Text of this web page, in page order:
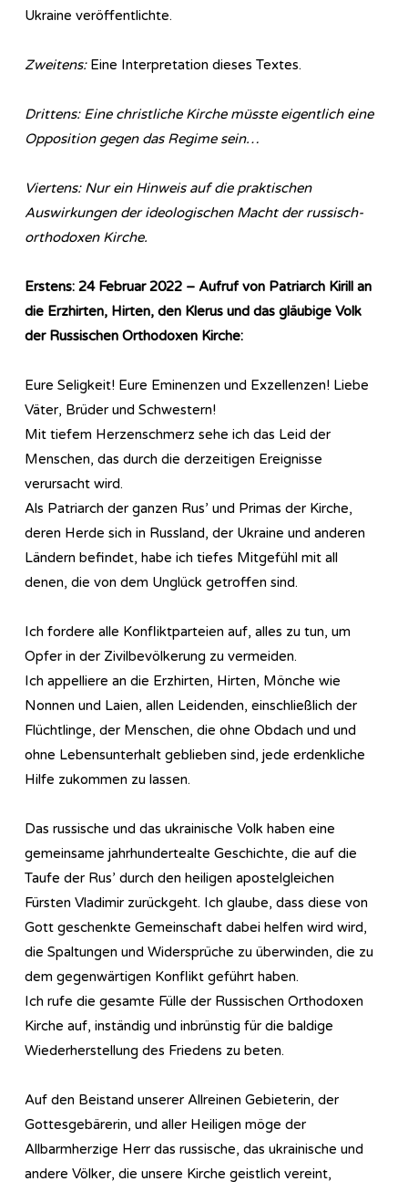
Ukraine veröffentlichte.
Zweitens:Eine Interpretation dieses Textes.
Drittens: Eine christliche Kirche müsste eigentlich eine
Opposition gegen das Regime sein…
Viertens: Nur ein Hinweis auf die praktischen
Auswirkungen der ideologischen Macht der russisch-
orthodoxen Kirche.
Erstens: 24 Februar 2022 – Aufruf von Patriarch Kirill an
die Erzhirten, Hirten, den Klerus und das gläubige Volk
der Russischen Orthodoxen Kirche:
Eure Seligkeit! Eure Eminenzen und Exzellenzen! Liebe
Väter, Brüder und Schwestern!
Mit tiefem Herzenschmerz sehe ich das Leid der
Menschen, das durch die derzeitigen Ereignisse
verursacht wird.
Als Patriarch der ganzen Rus’ und Primas der Kirche,
deren Herde sich in Russland, der Ukraine und anderen
Ländern befindet, habe ich tiefes Mitgefühl mit all
denen, die von dem Unglück getroffen sind.
Ich fordere alle Konfliktparteien auf, alles zu tun, um
Opfer in der Zivilbevölkerung zu vermeiden.
Ich appelliere an die Erzhirten, Hirten, Mönche wie
Nonnen und Laien, allen Leidenden, einschließlich der
Flüchtlinge, der Menschen, die ohne Obdach und und
ohne Lebensunterhalt geblieben sind, jede erdenkliche
Hilfe zukommen zu lassen.
Das russische und das ukrainische Volk haben eine
gemeinsame jahrhundertealte Geschichte, die auf die
Taufe der Rus’ durch den heiligen apostelgleichen
Fürsten Vladimir zurückgeht. Ich glaube, dass diese von
Gott geschenkte Gemeinschaft dabei helfen wird wird,
die Spaltungen und Widersprüche zu überwinden, die zu
dem gegenwärtigen Konflikt geführt haben.
Ich rufe die gesamte Fülle der Russischen Orthodoxen
Kirche auf, inständig und inbrünstig für die baldige
Wiederherstellung des Friedens zu beten.
Auf den Beistand unserer Allreinen Gebieterin, der
Gottesgebärerin, und aller Heiligen möge der
Allbarmherzige Herr das russische, das ukrainische und
andere Völker, die unsere Kirche geistlich vereint,